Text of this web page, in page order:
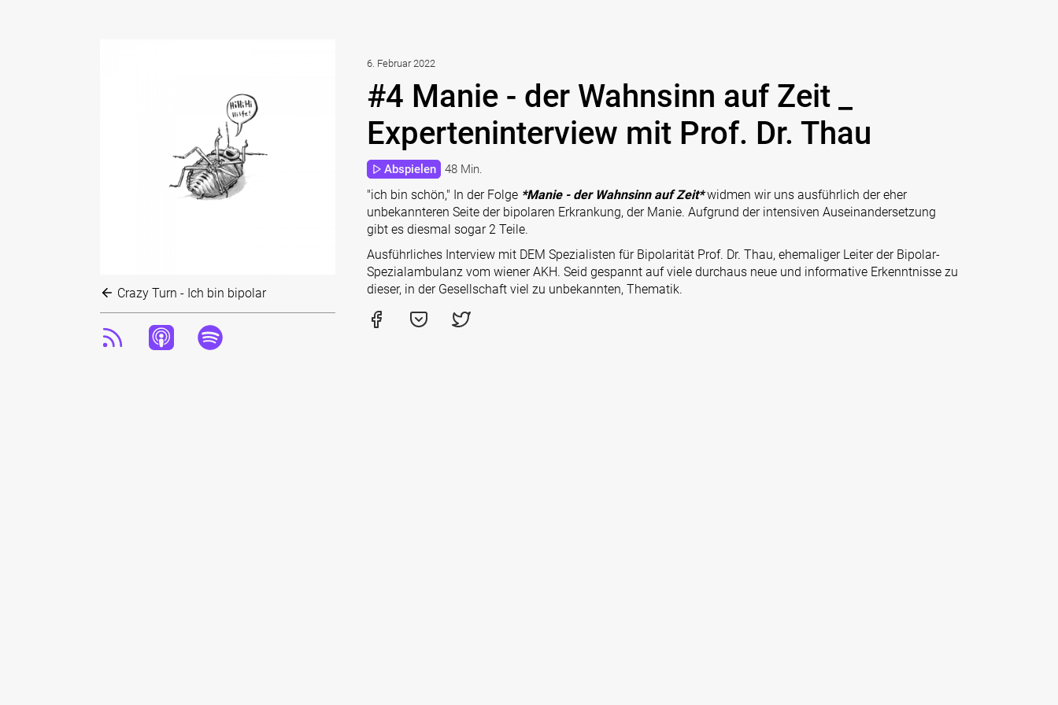
Crazy Turn - Ich bin bipolar
6. Februar 2022
#4 Manie - der Wahnsinn auf Zeit _
Experteninterview mit Prof. Dr. Thau
Abspielen 48 Min.
"ich bin schön," In der Folge *Manie - der Wahnsinn auf Zeit*widmen wir uns ausführlich der eher
unbekannteren Seite der bipolaren Erkrankung, der Manie. Aufgrund der intensiven Auseinandersetzung
gibt es diesmal sogar 2 Teile.
Ausführliches Interview mit DEM Spezialisten für Bipolarität Prof. Dr. Thau, ehemaliger Leiter der Bipolar-
Spezialambulanz vom wiener AKH. Seid gespannt auf viele durchaus neue und informative Erkenntnisse zu
dieser, in der Gesellschaft viel zu unbekannten, Thematik.